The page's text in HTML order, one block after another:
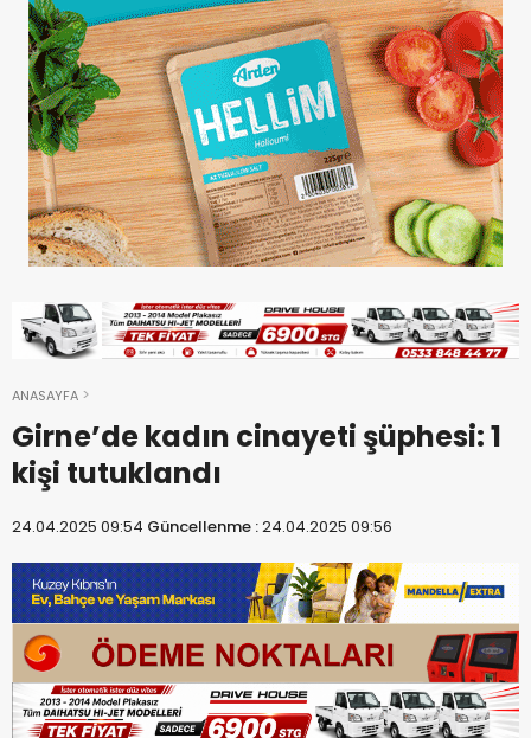
ANASAYFA
Girne’de kadın cinayeti şüphesi: 1
kişi tutuklandı
24.04.2025 09:54 Güncellenme :24.04.2025 09:56